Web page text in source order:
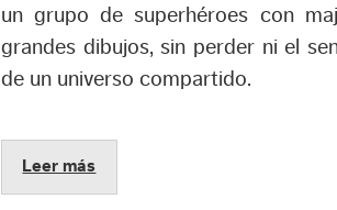
un grupo de superhéroes con
grandes dibujos, sin perder ni el
de un universo compartido.
Leer más